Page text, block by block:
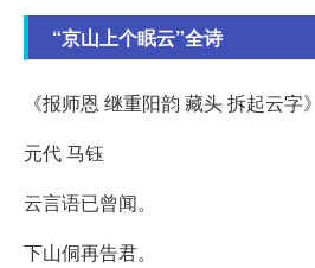
“京山上个眠云”全诗
《报师恩 继重阳韵 藏头 拆起云字》
元代 马钰
云言语已曾闻。
下山侗再告君。